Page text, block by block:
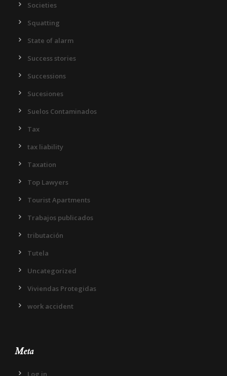
Societies
Squatting
State of alarm
Success stories
Successions
Sucesiones
Suelos Contaminados
Tax
tax liability
Taxation
Top Lawyers
Tourist Apartments
Trabajos publicados
tributación
Tutela
Uncategorized
Viviendas Protegidas
work accident
Meta
Log in